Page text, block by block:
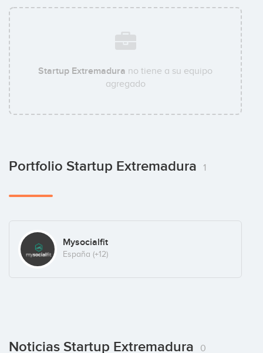
Startup Extremadura no tiene a su equipo
agregado
Portfolio Startup Extremadura 1
Mysocialfit
España (+12)
Noticias Startup Extremadura 0